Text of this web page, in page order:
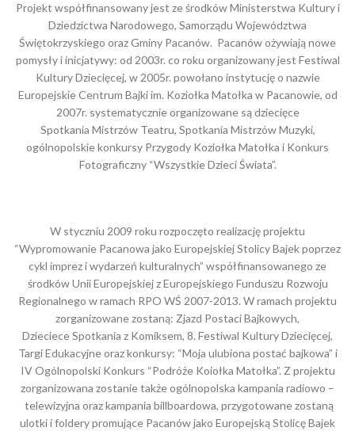
Projekt współfinansowany jest ze środków Ministerstwa Kultury i
Dziedzictwa Narodowego, Samorządu Województwa
Świętokrzyskiego oraz Gminy Pacanów. Pacanów ożywiają nowe
pomysły i inicjatywy: od 2003r. co roku organizowany jest Festiwal
Kultury Dziecięcej, w 2005r. powołano instytucję o nazwie
Europejskie Centrum Bajki im. Koziołka Matołka w Pacanowie, od
2007r. systematycznie organizowane są dziecięce
Spotkania Mistrzów Teatru, Spotkania Mistrzów Muzyki,
ogólnopolskie konkursy Przygody Koziołka Matołka i Konkurs
Fotograficzny “Wszystkie Dzieci Świata”.
W styczniu 2009 roku rozpoczęto realizację projektu
“Wypromowanie Pacanowa jako Europejskiej Stolicy Bajek poprzez
cykl imprez i wydarzeń kulturalnych” współfinansowanego ze
środków Unii Europejskiej z Europejskiego Funduszu Rozwoju
Regionalnego w ramach RPO WŚ 2007-2013. W ramach projektu
zorganizowane zostaną: Zjazd Postaci Bajkowych,
Dzieciece Spotkania z Komiksem, 8. Festiwal Kultury Dziecięcej,
Targi Edukacyjne oraz konkursy: “Moja ulubiona postać bajkowa” i
IV Ogólnopolski Konkurs “Podróże Koiołka Matołka”. Z projektu
zorganizowana zostanie także ogólnopolska kampania radiowo –
telewizyjna oraz kampania billboardowa, przygotowane zostaną
ulotki i foldery promujące Pacanów jako Europejską Stolicę Bajek